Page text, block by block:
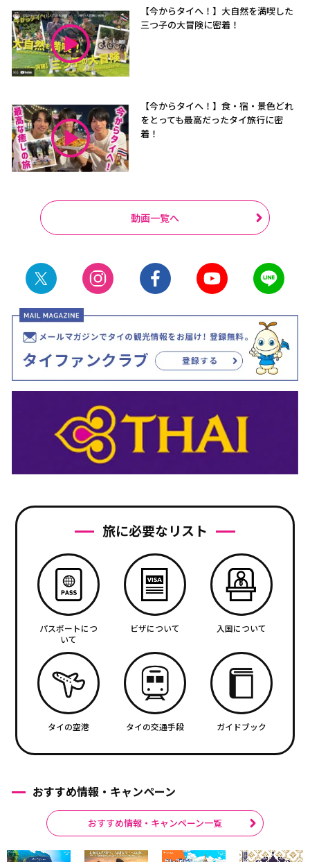
【今からタイへ！】大自然を満喫した
三つ子の大冒険に密着！
【今からタイへ！】食・宿・景色どれ
をとっても最高だったタイ旅行に密
着！
動画一覧へ
旅に必要なリスト
パスポートにつ
いて
ビザについて 入国について
タイの空港 タイの交通手段 ガイドブック
おすすめ情報・キャンペーン
おすすめ情報・キャンペーン一覧